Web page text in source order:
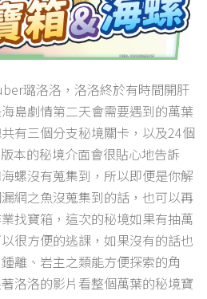
璐洛洛，洛洛終於有時間開肝
島劇情第二天會需要遇到的萬葉
有三個分支秘境關卡，以及24個
本的秘境介面會很貼心地告訴
螺沒有蒐集到，所以即便是你解
網之魚沒蒐集到的話，也可以再
找寶箱，這次的秘境如果有抽萬
很方便的逃課，如果沒有的話也
離、岩主之類能方便探索的角
洛洛的影片看整個萬葉的秘境寶